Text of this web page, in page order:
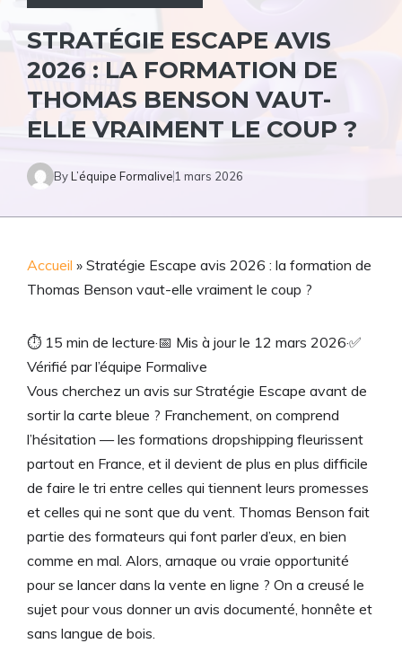
STRATÉGIE ESCAPE AVIS
2026 : LA FORMATION DE
THOMAS BENSON VAUT-
ELLE VRAIMENT LE COUP ?
ByL’équipe Formalive 1 mars 2026
Accueil » Stratégie Escape avis 2026 : la formation de
Thomas Benson vaut-elle vraiment le coup ?
⏱ 15 min de lecture·📅 Mis à jour le 12 mars 2026·✅
Vérifié par l’équipe Formalive
Vous cherchez un avis sur Stratégie Escape avant de
sortir la carte bleue ? Franchement, on comprend
l’hésitation — les formations dropshipping fleurissent
partout en France, et il devient de plus en plus difficile
de faire le tri entre celles qui tiennent leurs promesses
et celles qui ne sont que du vent. Thomas Benson fait
partie des formateurs qui font parler d’eux, en bien
comme en mal. Alors, arnaque ou vraie opportunité
pour se lancer dans la vente en ligne ? On a creusé le
sujet pour vous donner un avis documenté, honnête et
sans langue de bois.